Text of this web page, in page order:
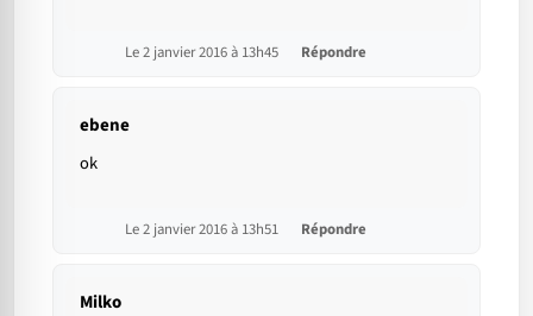
Le 2 janvier 2016 à 13h45 Répondre
ebene
ok
Le 2 janvier 2016 à 13h51 Répondre
Milko